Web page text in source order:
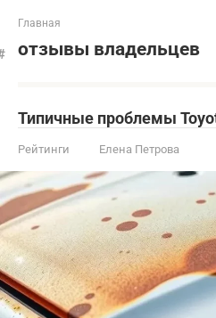
Главная
отзывы владельцев
Типичные проблемы
Рейтинги Елена Петрова